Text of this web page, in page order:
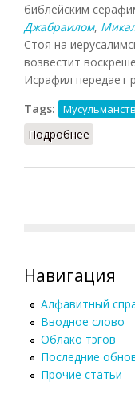
библейским
Джабраилом,
Стоя на
возвестит
Исрафил передает
Tags:
Подробнее
Навигация
Алфавитный
Вводное слово
Облако тэгов
Последние
Прочие статьи